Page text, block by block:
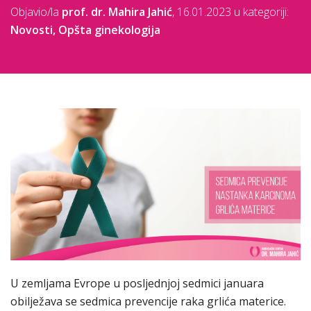
Objavio/la prof. dr. Mahira Jahić, 16.01.2023 u kategoriji:
Novosti, Opšta ginekologija
U zemljama Evrope u posljednjoj sedmici januara
obilježava se sedmica prevencije raka grlića materice.